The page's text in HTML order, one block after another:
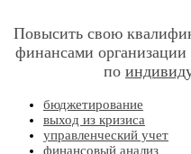
Повысить свою
финансами
по
бюджетирование
выход из кризиса
управленческий учет
финансовый анализ